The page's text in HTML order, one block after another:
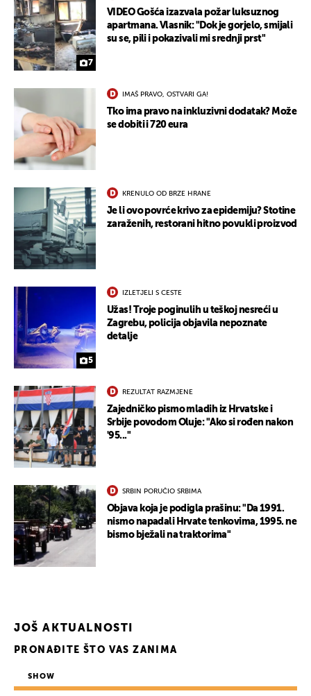
7
VIDEO Gošća izazvala požar luksuznog
apartmana. Vlasnik: "Dok je gorjelo, smijali
su se, pili i pokazivali mi srednji prst"
IMAŠ PRAVO, OSTVARI GA!
Tko ima pravo na inkluzivni dodatak? Može
se dobiti i 720 eura
KRENULO OD BRZE HRANE
Je li ovo povrće krivo za epidemiju? Stotine
zaraženih, restorani hitno povukli proizvod
5
IZLETJELI S CESTE
Užas! Troje poginulih u teškoj nesreći u
Zagrebu, policija objavila nepoznate
detalje
REZULTAT RAZMJENE
Zajedničko pismo mladih iz Hrvatske i
Srbije povodom Oluje: "Ako si rođen nakon
'95..."
SRBIN PORUČIO SRBIMA
Objava koja je podigla prašinu: "Da 1991.
nismo napadali Hrvate tenkovima, 1995. ne
bismo bježali na traktorima"
JOŠ AKTUALNOSTI
PRONAĐITE ŠTO VAS ZANIMA
SHOW